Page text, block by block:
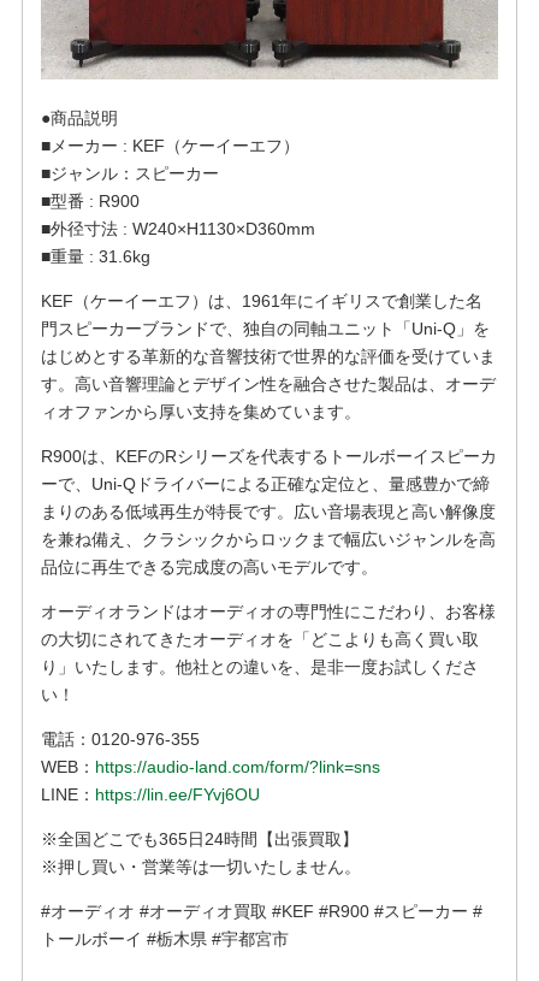
●商品説明
■メーカー : KEF（ケーイーエフ）
■ジャンル：スピーカー
■型番 : R900
■外径寸法 : W240×H1130×D360mm
■重量 : 31.6kg
KEF（ケーイーエフ）は、1961年にイギリスで創業した名
門スピーカーブランドで、独自の同軸ユニット「Uni-Q」を
はじめとする革新的な音響技術で世界的な評価を受けていま
す。高い音響理論とデザイン性を融合させた製品は、オーデ
ィオファンから厚い支持を集めています。
R900は、KEFのRシリーズを代表するトールボーイスピーカ
ーで、Uni-Qドライバーによる正確な定位と、量感豊かで締
まりのある低域再生が特長です。広い音場表現と高い解像度
を兼ね備え、クラシックからロックまで幅広いジャンルを高
品位に再生できる完成度の高いモデルです。
オーディオランドはオーディオの専門性にこだわり、お客様
の大切にされてきたオーディオを「どこよりも高く買い取
り」いたします。他社との違いを、是非一度お試しくださ
い！
電話：0120-976-355
WEB： https://audio-land.com/form/?link=sns
LINE： https://lin.ee/FYvj6OU
※全国どこでも365日24時間【出張買取】
※押し買い・営業等は一切いたしません。
#オーディオ #オーディオ買取 #KEF #R900 #スピーカー #
トールボーイ #栃木県 #宇都宮市